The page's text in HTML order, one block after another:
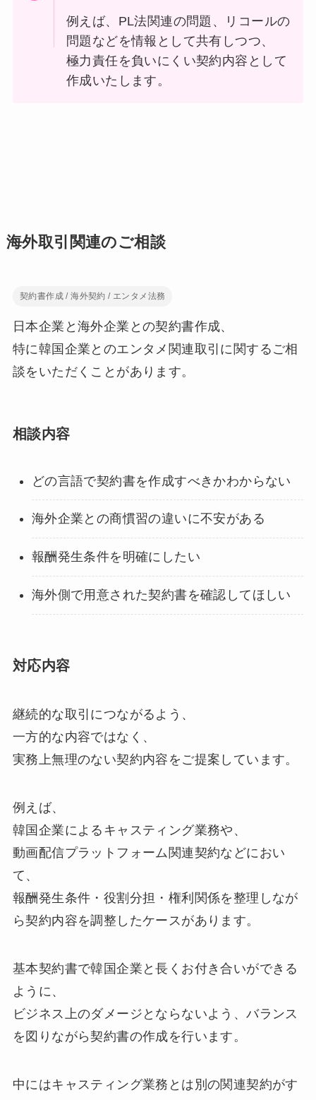
例えば、PL法関連の問題、リコールの
問題などを情報として共有しつつ、
極力責任を負いにくい契約内容として
作成いたします。
海外取引関連のご相談
契約書作成 / 海外契約 / エンタメ法務
日本企業と海外企業との契約書作成、
特に韓国企業とのエンタメ関連取引に関するご相
談をいただくことがあります。
相談内容
どの言語で契約書を作成すべきかわからない
海外企業との商慣習の違いに不安がある
報酬発生条件を明確にしたい
海外側で用意された契約書を確認してほしい
対応内容
継続的な取引につながるよう、
一方的な内容ではなく、
実務上無理のない契約内容をご提案しています。
例えば、
韓国企業によるキャスティング業務や、
動画配信プラットフォーム関連契約などにおい
て、
報酬発生条件・役割分担・権利関係を整理しなが
ら契約内容を調整したケースがあります。
基本契約書で韓国企業と長くお付き合いができる
ように、
ビジネス上のダメージとならないよう、バランス
を図りながら契約書の作成を行います。
中にはキャスティング業務とは別の関連契約がす